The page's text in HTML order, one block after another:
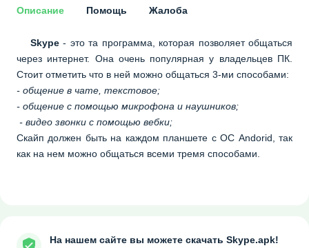
Описание Помощь Жалоба
Skype - это та программа, которая позволяет общаться
через интернет. Она очень популярная у владельцев ПК.
Стоит отметить что в ней можно общаться 3-ми способами:
- общение в чате, текстовое;
- общение с помощью микрофона и наушников;
- видео звонки с помощью вебки;
Скайп должен быть на каждом планшете с ОС Andorid, так
как на нем можно общаться всеми тремя способами.
На нашем сайте вы можете скачать Skype.apk!